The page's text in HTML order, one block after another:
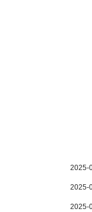
2025-
2025-
2025-